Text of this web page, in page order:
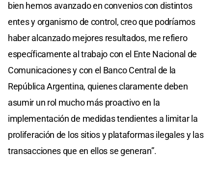
bien hemos avanzado en convenios con distintos
entes y organismo de control, creo que podríamos
haber alcanzado mejores resultados, me refiero
específicamente al trabajo con el Ente Nacional de
Comunicaciones y con el Banco Central de la
República Argentina, quienes claramente deben
asumir un rol mucho más proactivo en la
implementación de medidas tendientes a limitar la
proliferación de los sitios y plataformas ilegales y las
transacciones que en ellos se generan”.